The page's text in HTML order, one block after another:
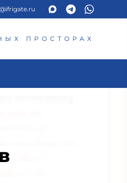
ПРОСТОРАХ